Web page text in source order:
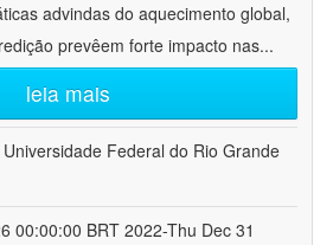
advindas do aquecimento global,
prevêem forte impacto nas...
leia mais
Universidade Federal do Rio Grande
00:00:00 BRT 2022-Thu Dec 31